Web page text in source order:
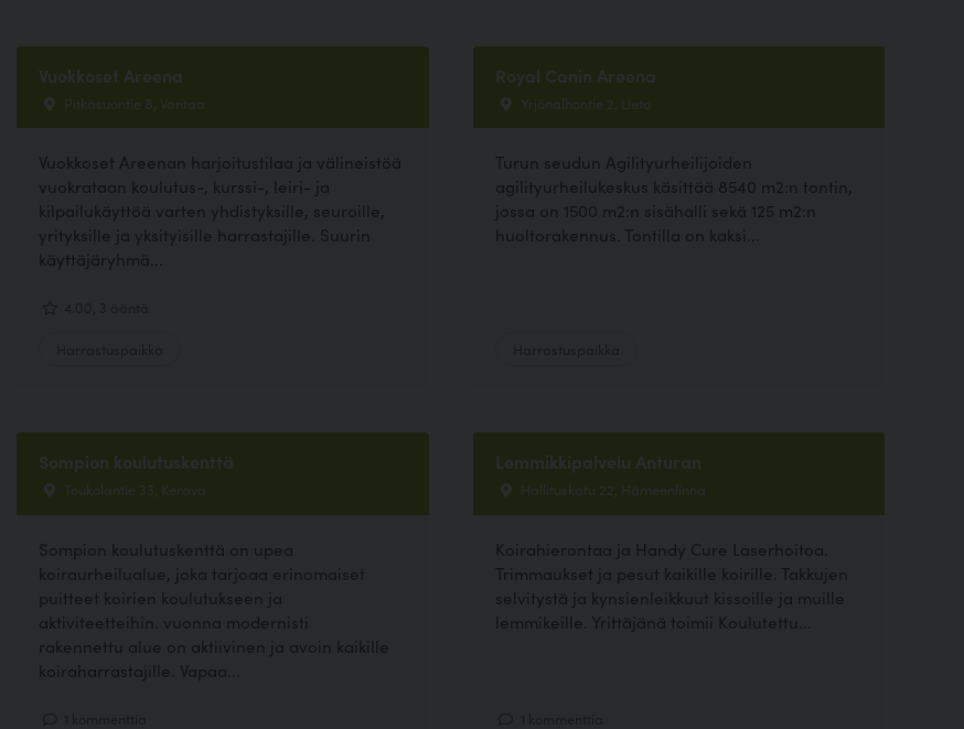
Vuokkoset Areena
Pitkäsuontie 8, Vantaa
Vuokkoset Areenan harjoitustilaa ja välineistöä
vuokrataan koulutus-, kurssi-, leiri- ja
kilpailukäyttöä varten yhdistyksille, seuroille,
yrityksille ja yksityisille harrastajille. Suurin
käyttäjäryhmä...
Royal Canin Areena
Yrjönalhontie 2, Lieto
Turun seudun Agilityurheilijoiden
agilityurheilukeskus käsittää 8540 m2:n tontin,
jossa on 1500 m2:n sisähalli sekä 125 m2:n
huoltorakennus. Tontilla on kaksi...
Sompion koulutuskenttä
Toukolantie 33, Kerava
Sompion koulutuskenttä on upea
koiraurheilualue, joka tarjoaa erinomaiset
puitteet koirien koulutukseen ja
aktiviteetteihin. vuonna modernisti
rakennettu alue on aktiivinen ja avoin kaikille
koiraharrastajille. Vapaa...
Lemmikkipalvelu Anturan
Hallituskatu 22, Hämeenlinna
Koirahierontaa ja Handy Cure Laserhoitoa.
Trimmaukset ja pesut kaikille koirille. Takkujen
selvitystä ja kynsienleikkuut kissoille ja muille
lemmikeille. Yrittäjänä toimii Koulutettu...